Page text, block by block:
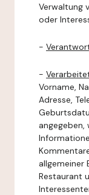
Verwaltung
oder
-
-
Vorname,
Adresse,
allgemeiner
Restaurant